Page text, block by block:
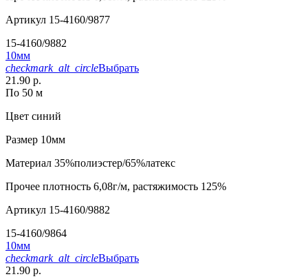
Артикул 15-4160/9877
15-4160/9882
10мм
checkmark_alt_circleВыбрать
21.90 р.
По 50 м
Цвет синий
Размер 10мм
Материал 35%полиэстер/65%латекс
Прочее плотность 6,08г/м, растяжимость 125%
Артикул 15-4160/9882
15-4160/9864
10мм
checkmark_alt_circleВыбрать
21.90 р.